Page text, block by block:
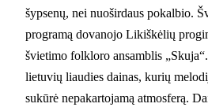
šypsenų, nei nuoširdaus pokalbio.
programą dovanojo Likiškėlių
švietimo folkloro ansamblis
lietuvių liaudies dainas, kurių
sukūrė nepakartojamą atmosferą.